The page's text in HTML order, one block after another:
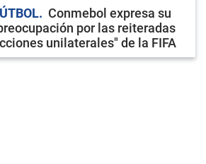
Conmebol expresa su
por las reiteradas
unilaterales" de la FIFA